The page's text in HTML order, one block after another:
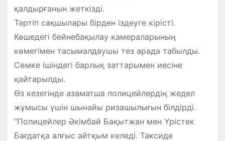
қалдырғанын жеткізді.
Тәртіп сақшылары бірден іздеуге кірісті.
Көшедегі бейнебақылау камераларының
көмегімен тасымалдаушы тез арада табылды.
Сөмке ішіндегі барлық заттарымен иесіне
қайтарылды.
Өз кезегінде азаматша полицейлердің жедел
жұмысы үшін шынайы ризашылығын білдірді.
“Полицейлер Әкімбай Бақытжан мен Үрістек
Бағдатқа алғыс айтқым келеді. Таксиде